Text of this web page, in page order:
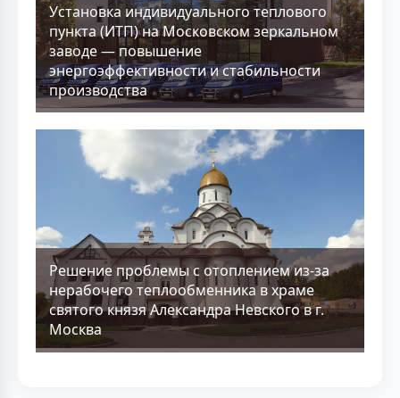
Установка индивидуального теплового
пункта (ИТП) на Московском зеркальном
заводе — повышение
энергоэффективности и стабильности
производства
Решение проблемы с отоплением из-за
нерабочего теплообменника в храме
святого князя Александра Невского в г.
Москва